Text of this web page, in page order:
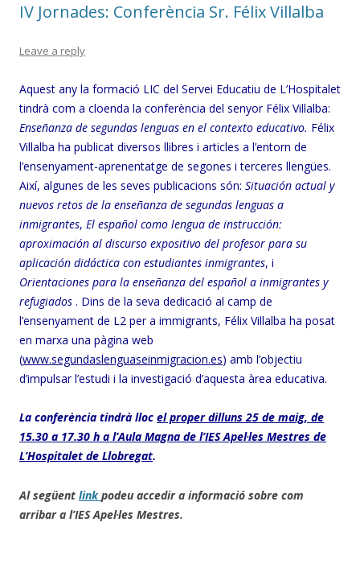
IV Jornades: Conferència Sr. Félix Villalba
Leave a reply
Aquest any la formació LIC del Servei Educatiu de L’Hospitalet
tindrà com a cloenda la conferència del senyor Félix Villalba:
Enseñanza de segundas lenguas en el contexto educativo. Félix
Villalba ha publicat diversos llibres i articles a l’entorn de
l’ensenyament-aprenentatge de segones i terceres llengües.
Així, algunes de les seves publicacions són: Situación actual y
nuevos retos de la enseñanza de segundas lenguas a
inmigrantes, El español como lengua de instrucción:
aproximación al discurso expositivo del profesor para su
aplicación didáctica con estudiantes inmigrantes, i
Orientaciones para la enseñanza del español a inmigrantes y
refugiados . Dins de la seva dedicació al camp de
l’ensenyament de L2 per a immigrants, Félix Villalba ha posat
en marxa una pàgina web
(www.segundaslenguaseinmigracion.es) amb l’objectiu
d’impulsar l’estudi i la investigació d’aquesta àrea educativa.
La conferència tindrà lloc el proper dilluns 25 de maig, de
15.30 a 17.30 h a l’Aula Magna de l’IES Apel·les Mestres de
L’Hospitalet de Llobregat.
Al següent linkpodeu accedir a informació sobre com
arribar a l’IES Apel·les Mestres.